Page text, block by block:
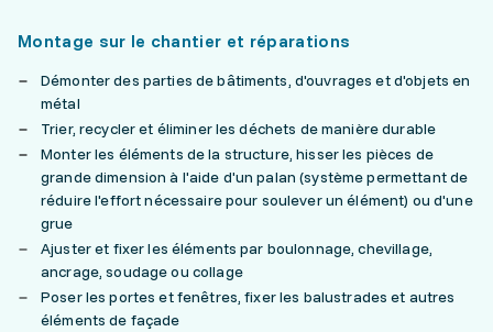
Montage sur le chantier et réparations
Démonter des parties de bâtiments, d'ouvrages et d'objets en
métal
Trier, recycler et éliminer les déchets de manière durable
Monter les éléments de la structure, hisser les pièces de
grande dimension à l'aide d'un palan (système permettant de
réduire l'effort nécessaire pour soulever un élément) ou d'une
grue
Ajuster et fixer les éléments par boulonnage, chevillage,
ancrage, soudage ou collage
Poser les portes et fenêtres, fixer les balustrades et autres
éléments de façade